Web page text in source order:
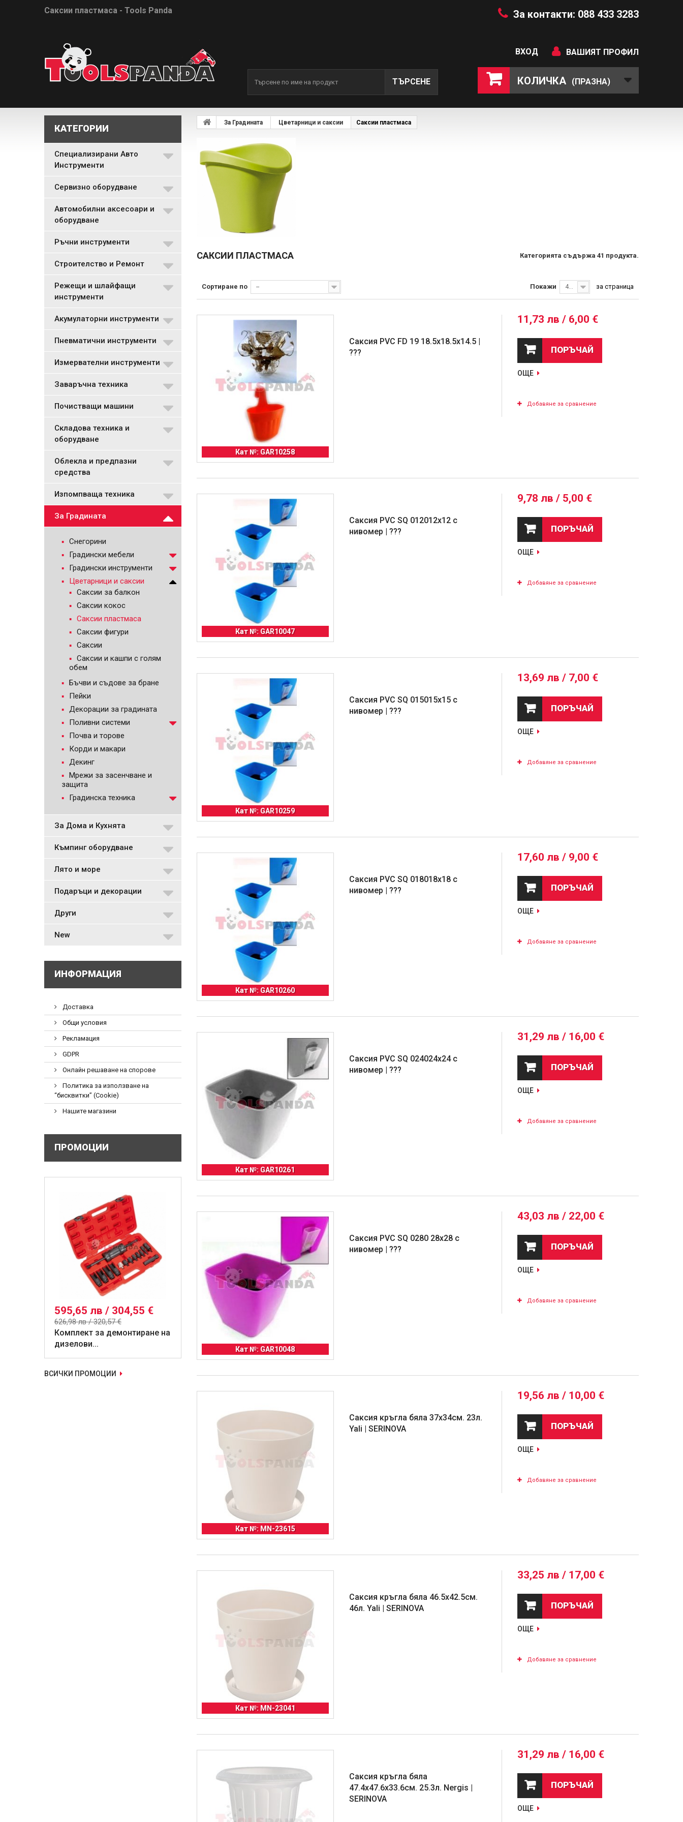
Саксии пластмаса - Tools Panda За контакти: 088 433 3283
ВАШИЯТ ПРОФИЛ
ВХОД
КОЛИЧКА (ПРАЗНА)
ТЪРСЕНЕ
КАТЕГОРИИ
Специализирани Авто
Инструменти
Сервизно оборудване
Автомобилни аксесоари и
оборудване
Ръчни инструменти
Строителство и Ремонт
Режещи и шлайфащи
инструменти
Акумулаторни инструменти
Пневматични инструменти
Измервателни инструменти
Заваръчна техника
Почистващи машини
Складова техника и
оборудване
Облекла и предпазни
средства
Изпомпваща техника
За Градината
Снегорини
Градински мебели
Градински инструменти
Цветарници и саксии
Саксии за балкон
Саксии кокос
Саксии пластмаса
Саксии фигури
Саксии
Саксии и кашпи с голям
обем
Бъчви и съдове за бране
Пейки
Декорации за градината
Поливни системи
Почва и торове
Корди и макари
Декинг
Мрежи за засенчване и
защита
Градинска техника
За Дома и Кухнята
Къмпинг оборудване
Лято и море
Подаръци и декорации
Други
New
ИНФОРМАЦИЯ
Доставка
Общи условия
Рекламация
GDPR
Онлайн решаване на спорове
Политика за използване на
“бисквитки” (Cookie)
Нашите магазини
ПРОМОЦИИ
595,65 лв / 304,55 €
626,98 лв / 320,57 €
Комплект за демонтиране на
дизелови...
ВСИЧКИ ПРОМОЦИИ
За Градината Цветарници и саксии Саксии пластмаса
САКСИИ ПЛАСТМАСА Категорията съдържа 41 продукта.
Сортиране по -- Покажи за страница
Кат №: GAR10258
Саксия PVC FD 19 18.5x18.5x14.5 |
???
11,73 лв / 6,00 €
ПОРЪЧАЙ
ОЩЕ
Добавяне за сравнение
Кат №: GAR10047
Саксия PVC SQ 012012x12 с
нивомер | ???
9,78 лв / 5,00 €
ПОРЪЧАЙ
ОЩЕ
Добавяне за сравнение
Кат №: GAR10259
Саксия PVC SQ 015015x15 с
нивомер | ???
13,69 лв / 7,00 €
ПОРЪЧАЙ
ОЩЕ
Добавяне за сравнение
Кат №: GAR10260
Саксия PVC SQ 018018x18 с
нивомер | ???
17,60 лв / 9,00 €
ПОРЪЧАЙ
ОЩЕ
Добавяне за сравнение
Кат №: GAR10261
Саксия PVC SQ 024024x24 с
нивомер | ???
31,29 лв / 16,00 €
ПОРЪЧАЙ
ОЩЕ
Добавяне за сравнение
Кат №: GAR10048
Саксия PVC SQ 0280 28x28 с
нивомер | ???
43,03 лв / 22,00 €
ПОРЪЧАЙ
ОЩЕ
Добавяне за сравнение
Кат №: MN-23615
Саксия кръгла бяла 37х34см. 23л.
Yali | SERINOVA
19,56 лв / 10,00 €
ПОРЪЧАЙ
ОЩЕ
Добавяне за сравнение
Кат №: MN-23041
Саксия кръгла бяла 46.5х42.5см.
46л. Yali | SERINOVA
33,25 лв / 17,00 €
ПОРЪЧАЙ
ОЩЕ
Добавяне за сравнение
Саксия кръгла бяла
47.4x47.6х33.6см. 25.3л. Nergis |
SERINOVA
31,29 лв / 16,00 €
ПОРЪЧАЙ
ОЩЕ